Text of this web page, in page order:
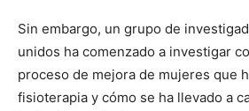
Sin embargo, un grupo de
unidos ha comenzado a investigar
proceso de mejora de mujeres que
fisioterapia y cómo se ha llevado a